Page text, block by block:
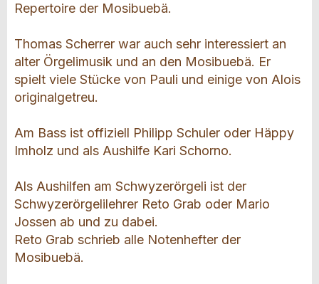
Repertoire der Mosibuebä.
Thomas Scherrer war auch sehr interessiert an
alter Örgelimusik und an den Mosibuebä. Er
spielt viele Stücke von Pauli und einige von Alois
originalgetreu.
Am Bass ist offiziell Philipp Schuler oder Häppy
Imholz und als Aushilfe Kari Schorno.
Als Aushilfen am Schwyzerörgeli ist der
Schwyzerörgelilehrer Reto Grab oder Mario
Jossen ab und zu dabei.
Reto Grab schrieb alle Notenhefter der
Mosibuebä.